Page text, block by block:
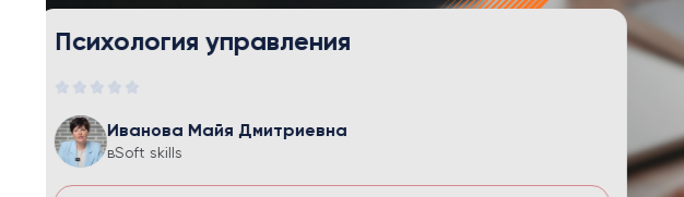
Тайм-менеджмент и личная эффективность
Иванова Майя Дмитриевна
вSoft skills